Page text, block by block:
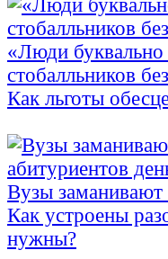
«Люди
стобалльников
Как льготы
Вузы заманивают
Как устроены
нужны?